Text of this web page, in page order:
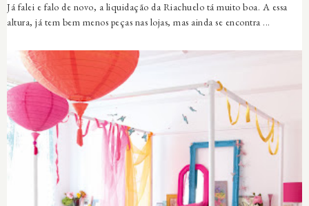
Já falei e falo de novo, a liquidação da Riachuelo tá muito boa. A essa
altura, já tem bem menos peças nas lojas, mas ainda se encontra ...